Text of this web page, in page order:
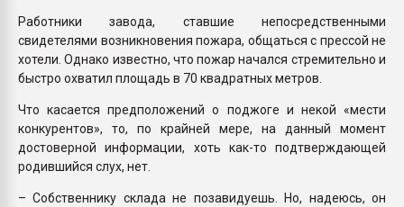
Работники завода, ставшие непосредственными
свидетелями возникновения пожара, общаться с прессой не
хотели. Однако известно, что пожар начался стремительно и
быстро охватил площадь в 70 квадратных метров.
Что касается предположений о поджоге и некой «мести
конкурентов», то, по крайней мере, на данный момент
достоверной информации, хоть как-то подтверждающей
родившийся слух, нет.
– Собственнику склада не позавидуешь. Но, надеюсь, он